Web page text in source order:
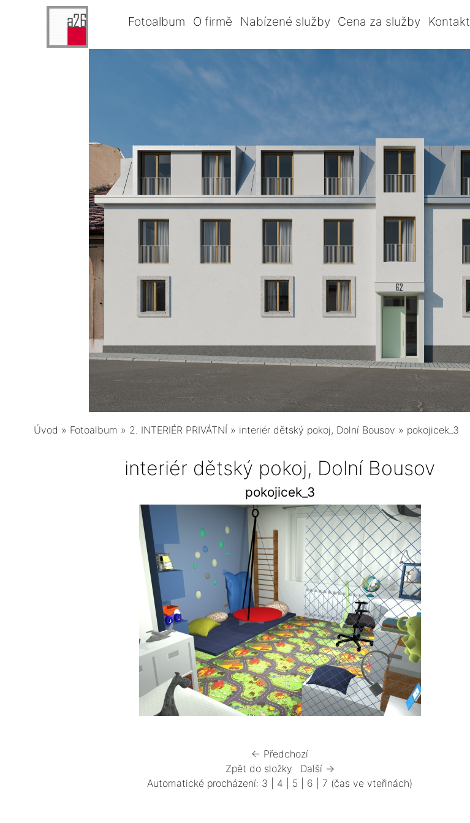
Fotoalbum O firmě Nabízené služby Cena za služby Kontakt
Úvod » Fotoalbum » 2. INTERIÉR PRIVÁTNÍ » interiér dětský pokoj, Dolní Bousov » pokojicek_3
interiér dětský pokoj, Dolní Bousov
pokojicek_3
← Předchozí
Zpět do složky
Další →
Automatické procházení: 3 4 5 6 7 (čas ve vteřinách)